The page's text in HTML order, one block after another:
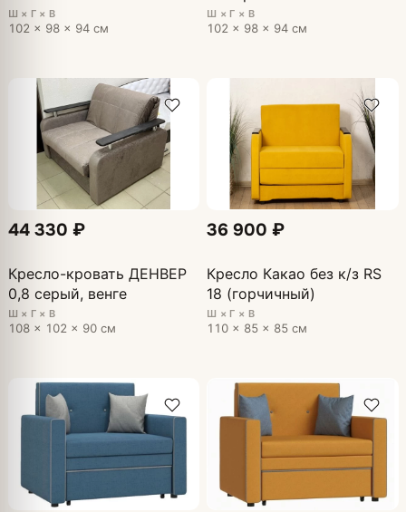
Ш × Г × В
102 × 98 × 94 см
Ш × Г × В
102 × 98 × 94 см
44 330 ₽
Кресло-кровать ДЕНВЕР
0,8 серый, венге
Ш × Г × В
108 × 102 × 90 см
36 900 ₽
Кресло Какао без к/з RS
18 (горчичный)
Ш × Г × В
110 × 85 × 85 см